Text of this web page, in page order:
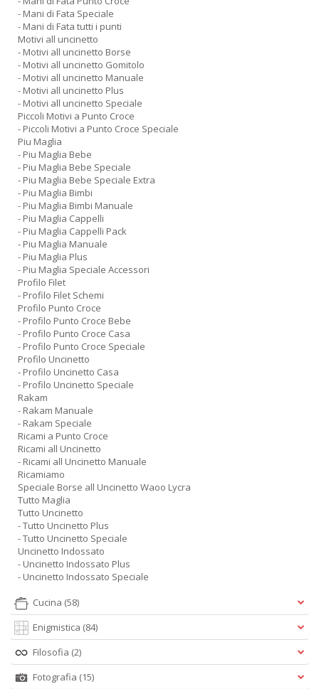
- Mani di Fata Speciale
- Mani di Fata tutti i punti
Motivi all uncinetto
- Motivi all uncinetto Borse
- Motivi all uncinetto Gomitolo
- Motivi all uncinetto Manuale
- Motivi all uncinetto Plus
- Motivi all uncinetto Speciale
Piccoli Motivi a Punto Croce
- Piccoli Motivi a Punto Croce Speciale
Piu Maglia
- Piu Maglia Bebe
- Piu Maglia Bebe Speciale
- Piu Maglia Bebe Speciale Extra
- Piu Maglia Bimbi
- Piu Maglia Bimbi Manuale
- Piu Maglia Cappelli
- Piu Maglia Cappelli Pack
- Piu Maglia Manuale
- Piu Maglia Plus
- Piu Maglia Speciale Accessori
Profilo Filet
- Profilo Filet Schemi
Profilo Punto Croce
- Profilo Punto Croce Bebe
- Profilo Punto Croce Casa
- Profilo Punto Croce Speciale
Profilo Uncinetto
- Profilo Uncinetto Casa
- Profilo Uncinetto Speciale
Rakam
- Rakam Manuale
- Rakam Speciale
Ricami a Punto Croce
Ricami all Uncinetto
- Ricami all Uncinetto Manuale
Ricamiamo
Speciale Borse all Uncinetto Waoo Lycra
Tutto Maglia
Tutto Uncinetto
- Tutto Uncinetto Plus
- Tutto Uncinetto Speciale
Uncinetto Indossato
- Uncinetto Indossato Plus
- Uncinetto Indossato Speciale
Cucina (58)
Enigmistica (84)
Filosofia (2)
Fotografia (15)